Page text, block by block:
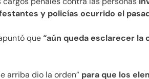
y policías ocurrido el
que“aún queda esclarecer la
arriba dio la orden” para que los